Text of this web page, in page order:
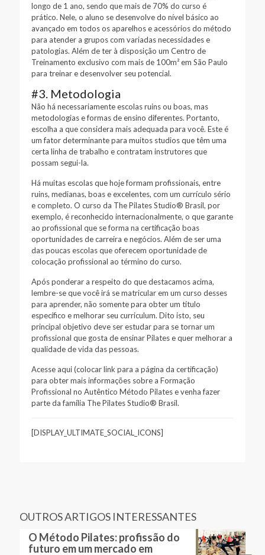
longo de 1 ano, sendo que mais de 70% do curso é
prático. Nele, o aluno se desenvolve do nível básico ao
avançado em todos os aparelhos e acessórios do método
para atender a grupos com variadas necessidades e
patologias. Além de ter à disposição um Centro de
Treinamento exclusivo com mais de 100m² em São Paulo
para treinar e desenvolver seu potencial.
#3. Metodologia
Não há necessariamente escolas ruins ou boas, mas
metodologias e formas de ensino diferentes. Portanto,
escolha a que considera mais adequada para você. Este é
um fator determinante para muitos studios que têm uma
certa linha de trabalho e contratam instrutores que
possam segui-la.
Há muitas escolas que hoje formam profissionais, entre
ruins, medianas, boas e excelentes, com um currículo sério
e completo. O curso da The Pilates Studio® Brasil, por
exemplo, é reconhecido internacionalmente, o que garante
ao profissional que se forma na certificação boas
oportunidades de carreira e negócios. Além de ser uma
das poucas escolas que oferecem oportunidade de
colocação profissional ao término do curso.
Após ponderar a respeito do que destacamos acima,
lembre-se que você irá se matricular em um curso desses
para aprender, não somente para obter um título
específico e melhorar seu curriculum. Dito isto, seu
principal objetivo deve ser estudar para se tornar um
profissional que gosta de ensinar Pilates e quer melhorar a
qualidade de vida das pessoas.
Acesse aqui (colocar link para a página da certificação)
para obter mais informações sobre a Formação
Profissional no Autêntico Método Pilates e venha fazer
parte da família The Pilates Studio® Brasil.
[DISPLAY_ULTIMATE_SOCIAL_ICONS]
OUTROS ARTIGOS INTERESSANTES
O Método Pilates: profissão do
futuro em um mercado em